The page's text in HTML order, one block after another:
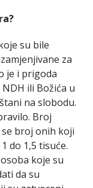
su bile
za
je i prigoda
ili Božića u
na slobodu.
Broj
broj onih koji
do 1,5 tisuće.
koje su
da su